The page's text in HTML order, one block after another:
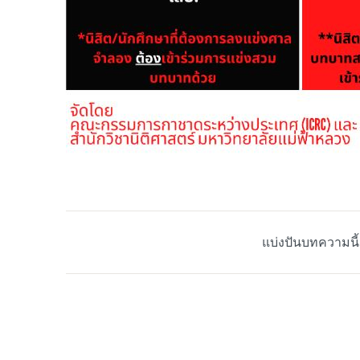
แบ่งปันบทความ